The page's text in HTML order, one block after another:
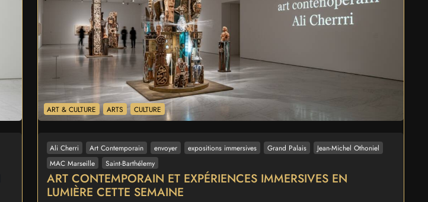
ART & CULTURE ARTS CULTURE
Ali Cherri Art Contemporain envoyer expositions immersives Grand Palais
Jean-Michel Othoniel
MAC Marseille
Saint-Barthélemy
ART CONTEMPORAIN ET EXPÉRIENCES IMMERSIVES EN
LUMIÈRE CETTE SEMAINE